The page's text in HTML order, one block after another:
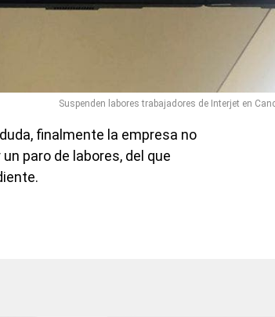
Suspenden labores trabajadores de Interjet en
finalmente la empresa no
paro de labores, del que